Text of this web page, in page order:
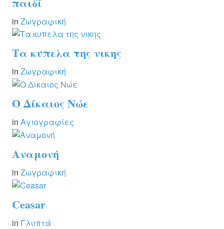
in Ζωγραφική
Tα κυπελα της νικης
in Ζωγραφική
Ο Δίκαιος Νώε
in Αγιογραφίες
Αναμονή
in Ζωγραφική
Ceasar
in Γλυπτά